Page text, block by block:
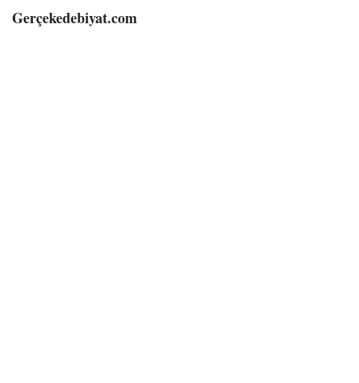
Gerçekedebiyat.com